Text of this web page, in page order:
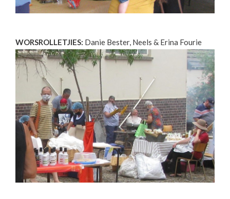
WORSROLLETJIES: Danie Bester, Neels & Erina Fourie